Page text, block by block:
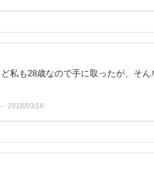
私も28歳なので手に取ったが、そ
2018/03/16